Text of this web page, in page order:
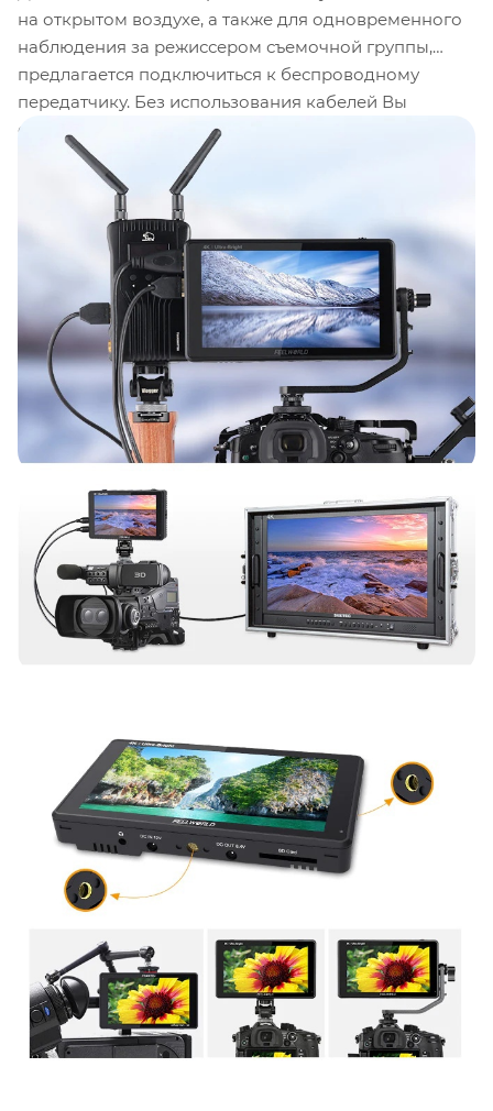
на открытом воздухе, а также для одновременного
наблюдения за режиссером съемочной группы,
предлагается подключиться к беспроводному
передатчику. Без использования кабелей Вы
сможете легко подключиться к монитору директора
и отображать живое изображение на нескольких
дисплеях одновременно. Прикрепить трансмиттер к
оборудованию для съемки, такому как камерам или
тележкам, очень просто благодаря точкам
крепления стандартного размера, которые
совместимы с такелажным оборудованием
сторонних производителей. В нижней части имеется
2 точки крепления, которые легко монтируются."